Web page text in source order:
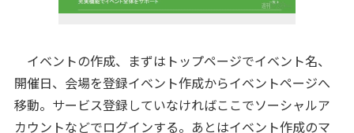
イベントの作成、まずはトップページでイベント名、
開催日、会場を登録イベント作成からイベントページへ
移動。サービス登録していなければここでソーシャルア
カウントなどでログインする。あとはイベント作成のマ